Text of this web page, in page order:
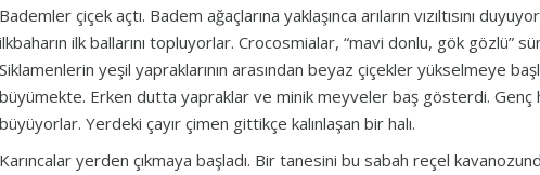
Bademler çiçek açtı. Badem ağaçlarına yaklaşınca arıların vızıltısını
ilkbaharın ilk ballarını topluyorlar. Crocosmialar, “mavi donlu, gök gözlü”
Siklamenlerin yeşil yapraklarının arasından beyaz çiçekler yükselmeye
büyümekte. Erken dutta yapraklar ve minik meyveler baş gösterdi. Genç
büyüyorlar. Yerdeki çayır çimen gittikçe kalınlaşan bir halı.
Karıncalar yerden çıkmaya başladı. Bir tanesini bu sabah reçel